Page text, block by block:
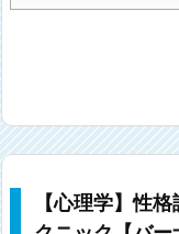
【心理学】性